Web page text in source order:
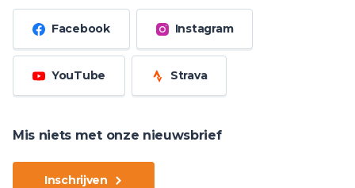
Facebook Instagram
YouTube Strava
Mis niets met onze nieuwsbrief
Inschrijven